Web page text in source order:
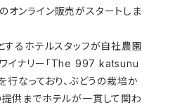
オンライン販売がスタートしま
するホテルスタッフが自社農園
イナリー「The 997 katsunu
行なっており、ぶどうの栽培か
提供までホテルが一貫して関わ